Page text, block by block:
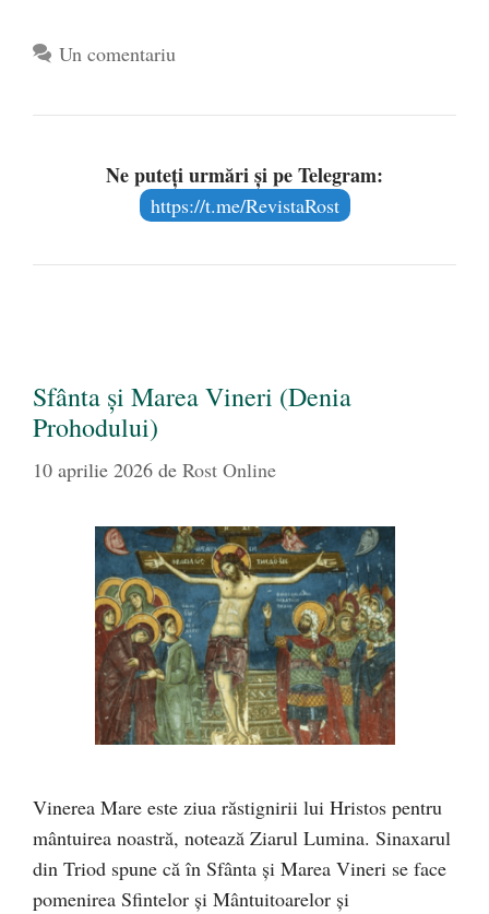
Un comentariu
Ne puteți urmări și pe Telegram:
https://t.me/RevistaRost
Sfânta și Marea Vineri (Denia
Prohodului)
10 aprilie 2026 de Rost Online
Vinerea Mare este ziua răstignirii lui Hristos pentru
mântuirea noastră, notează Ziarul Lumina. Sinaxarul
din Triod spune că în Sfânta şi Marea Vineri se face
pomenirea Sfintelor şi Mântuitoarelor şi